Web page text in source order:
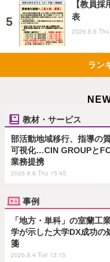
【教員
表
2026.8.6
ラン
教材・サービス
部活動地域移行、指導の
可視化…CIN GROUPと
業務提携
2026.8.6 Thu 15:45
事例
「地方・単科」の室蘭工
学が示した大学DX成功の
箋
2026.8.4 Tue 12:15